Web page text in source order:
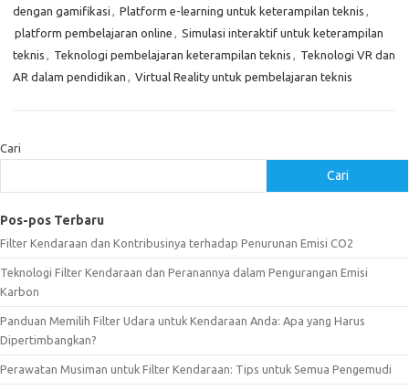
dengan gamifikasi , Platform e-learning untuk keterampilan teknis ,
platform pembelajaran online , Simulasi interaktif untuk keterampilan
teknis , Teknologi pembelajaran keterampilan teknis , Teknologi VR dan
AR dalam pendidikan , Virtual Reality untuk pembelajaran teknis
Cari
Cari
Pos-pos Terbaru
Filter Kendaraan dan Kontribusinya terhadap Penurunan Emisi CO2
Teknologi Filter Kendaraan dan Peranannya dalam Pengurangan Emisi
Karbon
Panduan Memilih Filter Udara untuk Kendaraan Anda: Apa yang Harus
Dipertimbangkan?
Perawatan Musiman untuk Filter Kendaraan: Tips untuk Semua Pengemudi